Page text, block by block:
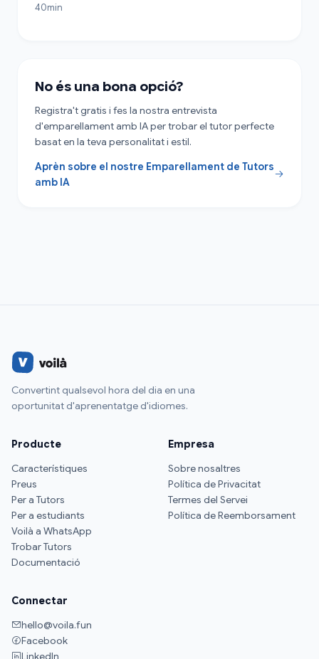
40min
No és una bona opció?
Registra't gratis i fes la nostra entrevista
d'emparellament amb IA per trobar el tutor perfecte
basat en la teva personalitat i estil.
Aprèn sobre el nostre Emparellament de Tutors
amb IA
Convertint qualsevol hora del dia en una
oportunitat d'aprenentatge d'idiomes.
Producte
Característiques
Preus
Per a Tutors
Per a estudiants
Voilà a WhatsApp
Trobar Tutors
Documentació
Empresa
Sobre nosaltres
Política de Privacitat
Termes del Servei
Política de Reemborsament
Connectar
hello@voila.fun
Facebook
LinkedIn